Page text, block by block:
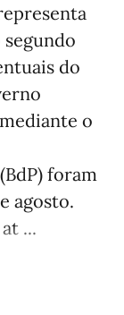
do
o
foram
agosto.
...